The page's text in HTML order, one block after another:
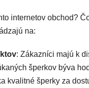
internetov obchod?
na:
: Zákazníci majú k
šperkov býva
kvalitné šperky za